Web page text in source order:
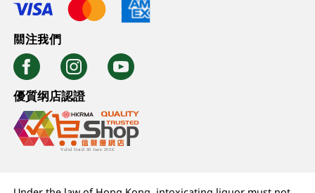
關注我們
優質纲店認證